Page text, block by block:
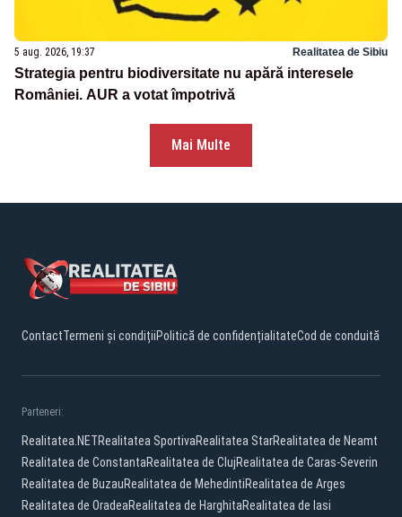
5 aug. 2026, 19:37 Realitatea de Sibiu
Strategia pentru biodiversitate nu apără interesele
României. AUR a votat împotrivă
Mai Multe
ContactTermeni și condițiiPolitică de confidențialitateCod de conduită
Parteneri:
Realitatea.NETRealitatea SportivaRealitatea StarRealitatea de Neamt
Realitatea de ConstantaRealitatea de ClujRealitatea de Caras-Severin
Realitatea de BuzauRealitatea de MehedintiRealitatea de Arges
Realitatea de OradeaRealitatea de HarghitaRealitatea de Iasi